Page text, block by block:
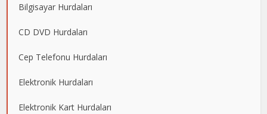
Bilgisayar Hurdaları
CD DVD Hurdaları
Cep Telefonu Hurdaları
Elektronik Hurdaları
Elektronik Kart Hurdaları